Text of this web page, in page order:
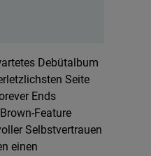
Debütalbum
Seite
Ends
Feature
Selbstvertrauen
einen